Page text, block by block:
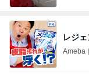
レジ
Ameba